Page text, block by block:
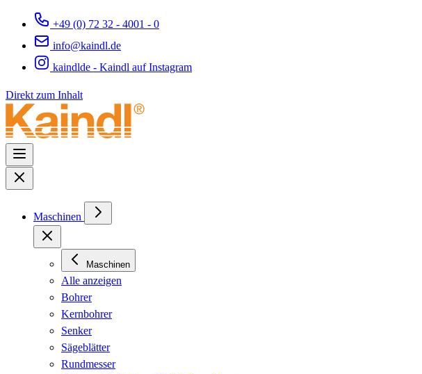
+49 (0) 72 32 - 4001 - 0
info@kaindl.de
kaindlde - Kaindl auf Instagram
Direkt zum Inhalt
Maschinen
Maschinen
Alle anzeigen
Bohrer
Kernbohrer
Senker
Sägeblätter
Rundmesser